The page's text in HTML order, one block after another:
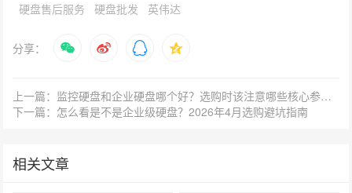
硬盘售后服务
硬盘批发 英伟达
分享：
上一篇：监控硬盘和企业硬盘哪个好？选购时该注意哪些核心参数？
下一篇：怎么看是不是企业级硬盘？2026年4月选购避坑指南
相关文章